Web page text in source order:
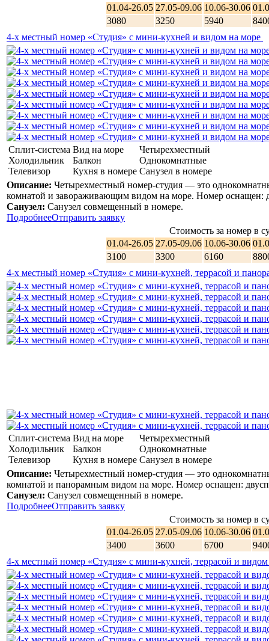
01.04-26.05 27.05-09.06 10.06-30.06
3080
3250 5940
4-х местный номер «Студия» с мини-кухней и видом на море
Сплит-система
Холодильник
Телевизор
Вид на море
Балкон
Кухня в номере
Четырехместный
Однокомнатные
Санузел в номере
Описание: Четырехместный номер-студия — это
комнатой и завораживающим видом на море. Номер оснащен:
Санузел: Санузел совмещенный в номере.
ПодробнееОтправить заявку
Стоимость за номер в
01.04-26.05 27.05-09.06 10.06-30.06
3100
3300 6160
4-х местный номер «Студия» с мини-кухней, террасой и
Сплит-система
Холодильник
Телевизор
Вид на море
Балкон
Кухня в номере
Четырехместный
Однокомнатные
Санузел в номере
Описание: Четырехместный номер-студия — это
комнатой и панорамным видом на море. Номер оснащен:
Санузел: Санузел совмещенный в номере.
ПодробнееОтправить заявку
Стоимость за номер в
01.04-26.05 27.05-09.06 10.06-30.06
3400
3600 6700
4-х местный номер «Студия» с мини-кухней, террасой и